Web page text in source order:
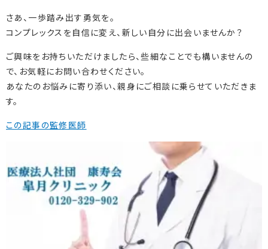
さあ、一歩踏み出す勇気を。
コンプレックスを自信に変え、新しい自分に出会いませんか？
ご興味をお持ちいただけましたら、些細なことでも構いませんの
で、お気軽にお問い合わせください。
あなたのお悩みに寄り添い、親身にご相談に乗らせていただきま
す。
この記事の監修医師